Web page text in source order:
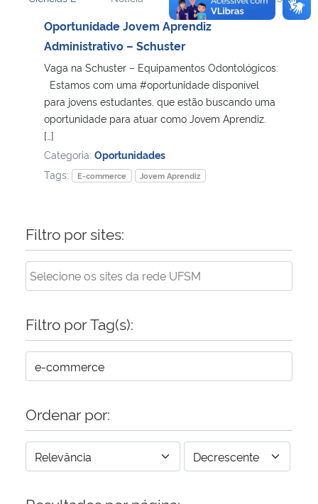
Oportunidade Jovem Aprendiz
Administrativo – Schuster
Vaga na Schuster – Equipamentos Odontológicos:
Estamos com uma #oportunidade disponível
para jovens estudantes, que estão buscando uma
oportunidade para atuar como Jovem Aprendiz.
[…]
Categoria: Oportunidades
Tags:
E-commerce Jovem Aprendiz
Filtro por sites:
Filtro por Tag(s):
Ordenar por: